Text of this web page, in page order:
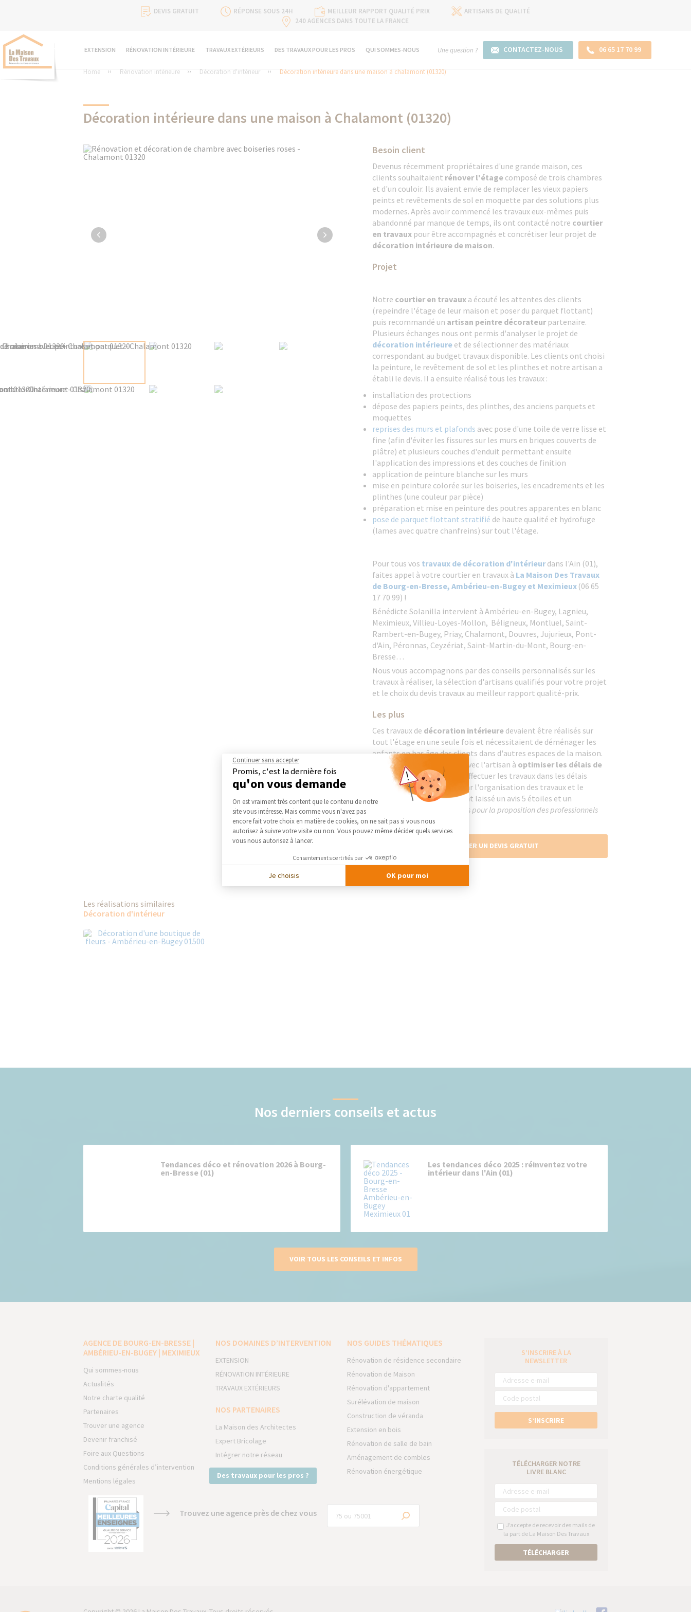
DEVIS GRATUIT RÉPONSE SOUS 24H MEILLEUR RAPPORT QUALITÉ PRIX
ARTISANS DE QUALITÉ
240 AGENCES DANS TOUTE LA FRANCE
EXTENSION RÉNOVATION INTÉRIEURE TRAVAUX EXTÉRIEURS DES TRAVAUX POUR LES PROS QUI SOMMES-NOUS Une question ? CONTACTEZ-NOUS 06 65 17 70 99
Home Rénovation intérieure Décoration d'intérieur Décoration intérieure dans une maison à chalamont (01320)
Décoration intérieure dans une maison à Chalamont (01320)
Besoin client
Devenus récemment propriétaires d'une grande maison, ces
clients souhaitaient rénover l'étage composé de trois chambres
et d'un couloir. Ils avaient envie de remplacer les vieux papiers
peints et revêtements de sol en moquette par des solutions plus
modernes. Après avoir commencé les travaux eux-mêmes puis
abandonné par manque de temps, ils ont contacté notre courtier
en travaux pour être accompagnés et concrétiser leur projet de
décoration intérieure de maison.
Projet
Notre courtier en travaux a écouté les attentes des clients
(repeindre l'étage de leur maison et poser du parquet flottant)
puis recommandé un artisan peintre décorateur partenaire.
Plusieurs échanges nous ont permis d'analyser le projet de
décoration intérieure et de sélectionner des matériaux
correspondant au budget travaux disponible. Les clients ont choisi
la peinture, le revêtement de sol et les plinthes et notre artisan a
établi le devis. Il a ensuite réalisé tous les travaux :
installation des protections
dépose des papiers peints, des plinthes, des anciens parquets et
moquettes
reprises des murs et plafonds avec pose d'une toile de verre lisse et
fine (afin d'éviter les fissures sur les murs en briques couverts de
plâtre) et plusieurs couches d'enduit permettant ensuite
l'application des impressions et des couches de finition
application de peinture blanche sur les murs
mise en peinture colorée sur les boiseries, les encadrements et les
plinthes (une couleur par pièce)
préparation et mise en peinture des poutres apparentes en blanc
pose de parquet flottant stratifié de haute qualité et hydrofuge
(lames avec quatre chanfreins) sur tout l'étage.
Pour tous vos travaux de décoration d'intérieurdans l'Ain (01),
faites appel à votre courtier en travaux à La Maison Des Travaux
de Bourg-en-Bresse, Ambérieu-en-Bugey et Meximieux (06 65
17 70 99) !
Bénédicte Solanilla intervient à Ambérieu-en-Bugey, Lagnieu,
Meximieux, Villieu-Loyes-Mollon, Béligneux, Montluel, Saint-
Rambert-en-Bugey, Priay, Chalamont, Douvres, Jujurieux, Pont-
d'Ain, Péronnas, Ceyzériat, Saint-Martin-du-Mont, Bourg-en-
Bresse…
Nous vous accompagnons par des conseils personnalisés sur les
travaux à réaliser, la sélection d'artisans qualifiés pour votre projet
et le choix du devis travaux au meilleur rapport qualité-prix.
Les plus
Ces travaux de décoration intérieure devaient être réalisés sur
tout l'étage en une seule fois et nécessitaient de déménager les
enfants en bas âge des clients dans d'autres espaces de la maison.
Nous avons donc travaillé avec l'artisan à optimiser les délais de
chantieret avons réussi à effectuer les travaux dans les délais
annoncés. Très satisfaits par l'organisation des travaux et le
résultat, les clients nous ont laissé un avis 5 étoiles et un
"merci à vous pour la proposition des professionnels
très compétents !"
DEMANDER UN DEVIS GRATUIT
Les réalisations similaires
Décoration d'intérieur
Nos derniers conseils et actus
Tendances déco et rénovation 2026 à Bourg-
en-Bresse (01)
Les tendances déco 2025 : réinventez votre
intérieur dans l'Ain (01)
VOIR TOUS LES CONSEILS ET INFOS
AGENCE DE BOURG-EN-BRESSE |
AMBÉRIEU-EN-BUGEY | MEXIMIEUX
Qui sommes-nous
Actualités
Notre charte qualité
Partenaires
Trouver une agence
Devenir franchisé
Foire aux Questions
Conditions générales d’intervention
Mentions légales
NOS DOMAINES D’INTERVENTION
EXTENSION
RÉNOVATION INTÉRIEURE
TRAVAUX EXTÉRIEURS
NOS PARTENAIRES
La Maison des Architectes
Expert Bricolage
Intégrer notre réseau
Des travaux pour les pros ?
NOS GUIDES THÉMATIQUES
Rénovation de résidence secondaire
Rénovation de Maison
Rénovation d'appartement
Surélévation de maison
Construction de véranda
Extension en bois
Rénovation de salle de bain
Aménagement de combles
Rénovation énergétique
Trouvez une agence près de chez vous
S’INSCRIRE À LA
NEWSLETTER
S’INSCRIRE
TÉLÉCHARGER NOTRE
LIVRE BLANC
J’accepte de recevoir des mails de
la part de La Maison Des Travaux
TÉLÉCHARGER
Continuer sans accepter
Promis, c'est la dernière fois
qu'on vous demande
Plateforme de Gestion du Consentement : Personnalisez vos Options
On est vraiment très content que le contenu de notre
site vous intéresse. Mais comme vous n'avez pas
encore fait votre choix en matière de cookies, on ne sait pas si vous nous
autorisez à suivre votre visite ou non. Vous pouvez même décider quels services
vous nous autorisez à lancer.
Consentements certifiés par
Je choisis OK pour moi
Axeptio consent